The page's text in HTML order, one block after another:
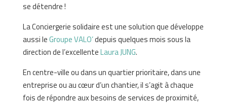
se détendre !
La Conciergerie solidaire est une solution que développe
aussi leGroupe VALO’depuis quelques mois sous la
direction de l’excellenteLaura JUNG.
En centre-ville ou dans un quartier prioritaire, dans une
entreprise ou au cœur d’un chantier, il s’agit à chaque
fois de répondre aux besoins de services de proximité,